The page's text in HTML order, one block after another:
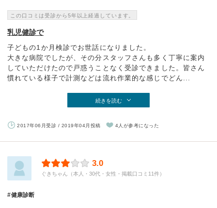
この口コミは受診から5年以上経過しています。
乳児健診で
子どもの1か月検診でお世話になりました。
大きな病院でしたが、その分スタッフさんも多く丁寧に案内
していただけたので戸惑うことなく受診できました。皆さん
慣れている様子で計測などは流れ作業的な感じでどん...
続きを読む
2017年06月受診 / 2019年04月投稿 4人が参考になった
3.0
ぐきちゃん（本人・30代・女性・掲載口コミ11件）
健康診断